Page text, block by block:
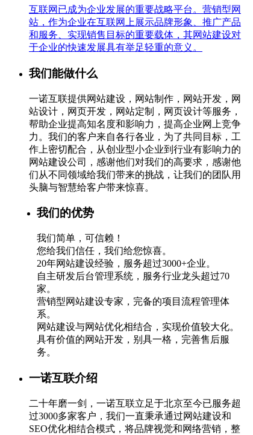
互联网已成为企业发展的重要战略平台。营销型网
站，作为企业在互联网上展示品牌形象、推广产品
和服务、实现销售目标的重要载体，其网站建设对
于企业的快速发展具有举足轻重的意义。
我们能做什么
一诺互联提供网站建设，网站制作，网站开发，网
站设计，网页开发，网站定制，网页设计等服务，
帮助企业提高知名度和影响力，提高企业网上竞争
力。我们的客户来自各行各业，为了共同目标，工
作上密切配合，从创业型小企业到行业有影响力的
网站建设公司，感谢他们对我们的高要求，感谢他
们从不同领域给我们带来的挑战，让我们的团队用
头脑与智慧给客户带来惊喜。
我们的优势
我们简单，可信赖！
您给我们信任，我们给您惊喜。
20年网站建设经验，服务超过3000+企业。
自主研发后台管理系统，服务行业龙头超过70
家。
营销型网站建设专家，完备的项目流程管理体
系。
网站建设与网站优化相结合，实现价值较大化。
具有价值的网站开发，别具一格，完善售后服
务。
一诺互联介绍
二十年磨一剑，一诺互联立足于北京至今已服务超
过3000多家客户，我们一直秉承通过网站建设和
SEO优化相结合模式，将品牌视觉和网络营销，整